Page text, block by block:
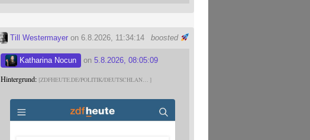
boosted
Till Westermayer on 6.8.2026, 11:34:14
Katharina Nocun on5.8.2026, 08:05:09
Hintergrund: ZDFHEUTE.DE/POLITIK/DEUTSCHLAN